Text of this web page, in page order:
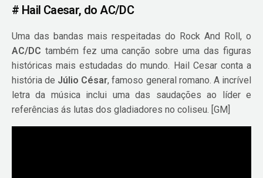
# Hail Caesar, do AC/DC
Uma das bandas mais respeitadas do Rock And Roll, o
AC/DC também fez uma canção sobre uma das figuras
históricas mais estudadas do mundo. Hail Cesar conta a
história de Júlio César, famoso general romano. A incrível
letra da música inclui uma das saudações ao líder e
referências ás lutas dos gladiadores no coliseu. [GM]